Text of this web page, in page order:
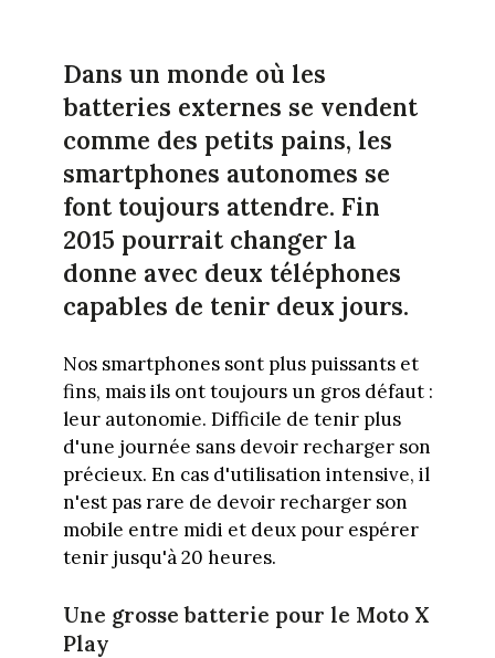
Dans un monde où les
batteries externes se vendent
comme des petits pains, les
smartphones autonomes se
font toujours attendre. Fin
2015 pourrait changer la
donne avec deux téléphones
capables de tenir deux jours.
Nos smartphones sont plus puissants et
fins, mais ils ont toujours un gros défaut :
leur autonomie. Difficile de tenir plus
d'une journée sans devoir recharger son
précieux. En cas d'utilisation intensive, il
n'est pas rare de devoir recharger son
mobile entre midi et deux pour espérer
tenir jusqu'à 20 heures.
Une grosse batterie pour le Moto X
Play